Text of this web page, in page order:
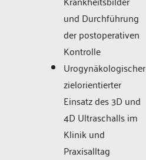
und Durchführung
der postoperativen
Kontrolle
Urogynäkologischer
zielorientierter
Einsatz des 3D und
4D Ultraschalls im
Klinik und
Praxisalltag